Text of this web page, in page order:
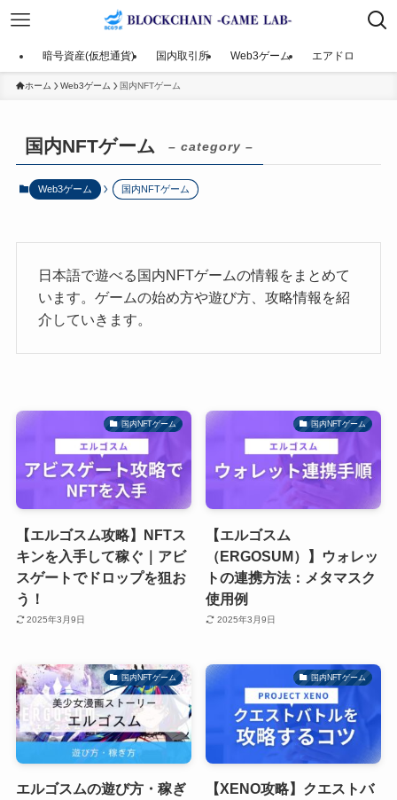
暗号資産(仮想通貨) 国内取引所 Web3ゲーム エアドロ
ホーム Web3ゲーム 国内NFTゲーム
国内NFTゲーム – category –
Web3ゲーム 国内NFTゲーム
日本語で遊べる国内NFTゲームの情報をまとめて
います。ゲームの始め方や遊び方、攻略情報を紹
介していきます。
国内NFTゲーム
【エルゴスム攻略】NFTス
キンを入手して稼ぐ｜アビ
スゲートでドロップを狙お
う！
2025年3月9日
国内NFTゲーム
【エルゴスム
（ERGOSUM）】ウォレッ
トの連携方法：メタマスク
使用例
2025年3月9日
国内NFTゲーム
エルゴスムの遊び方・稼ぎ
国内NFTゲーム
【XENO攻略】クエストバ